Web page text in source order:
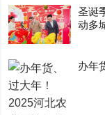
圣诞
动多
办年